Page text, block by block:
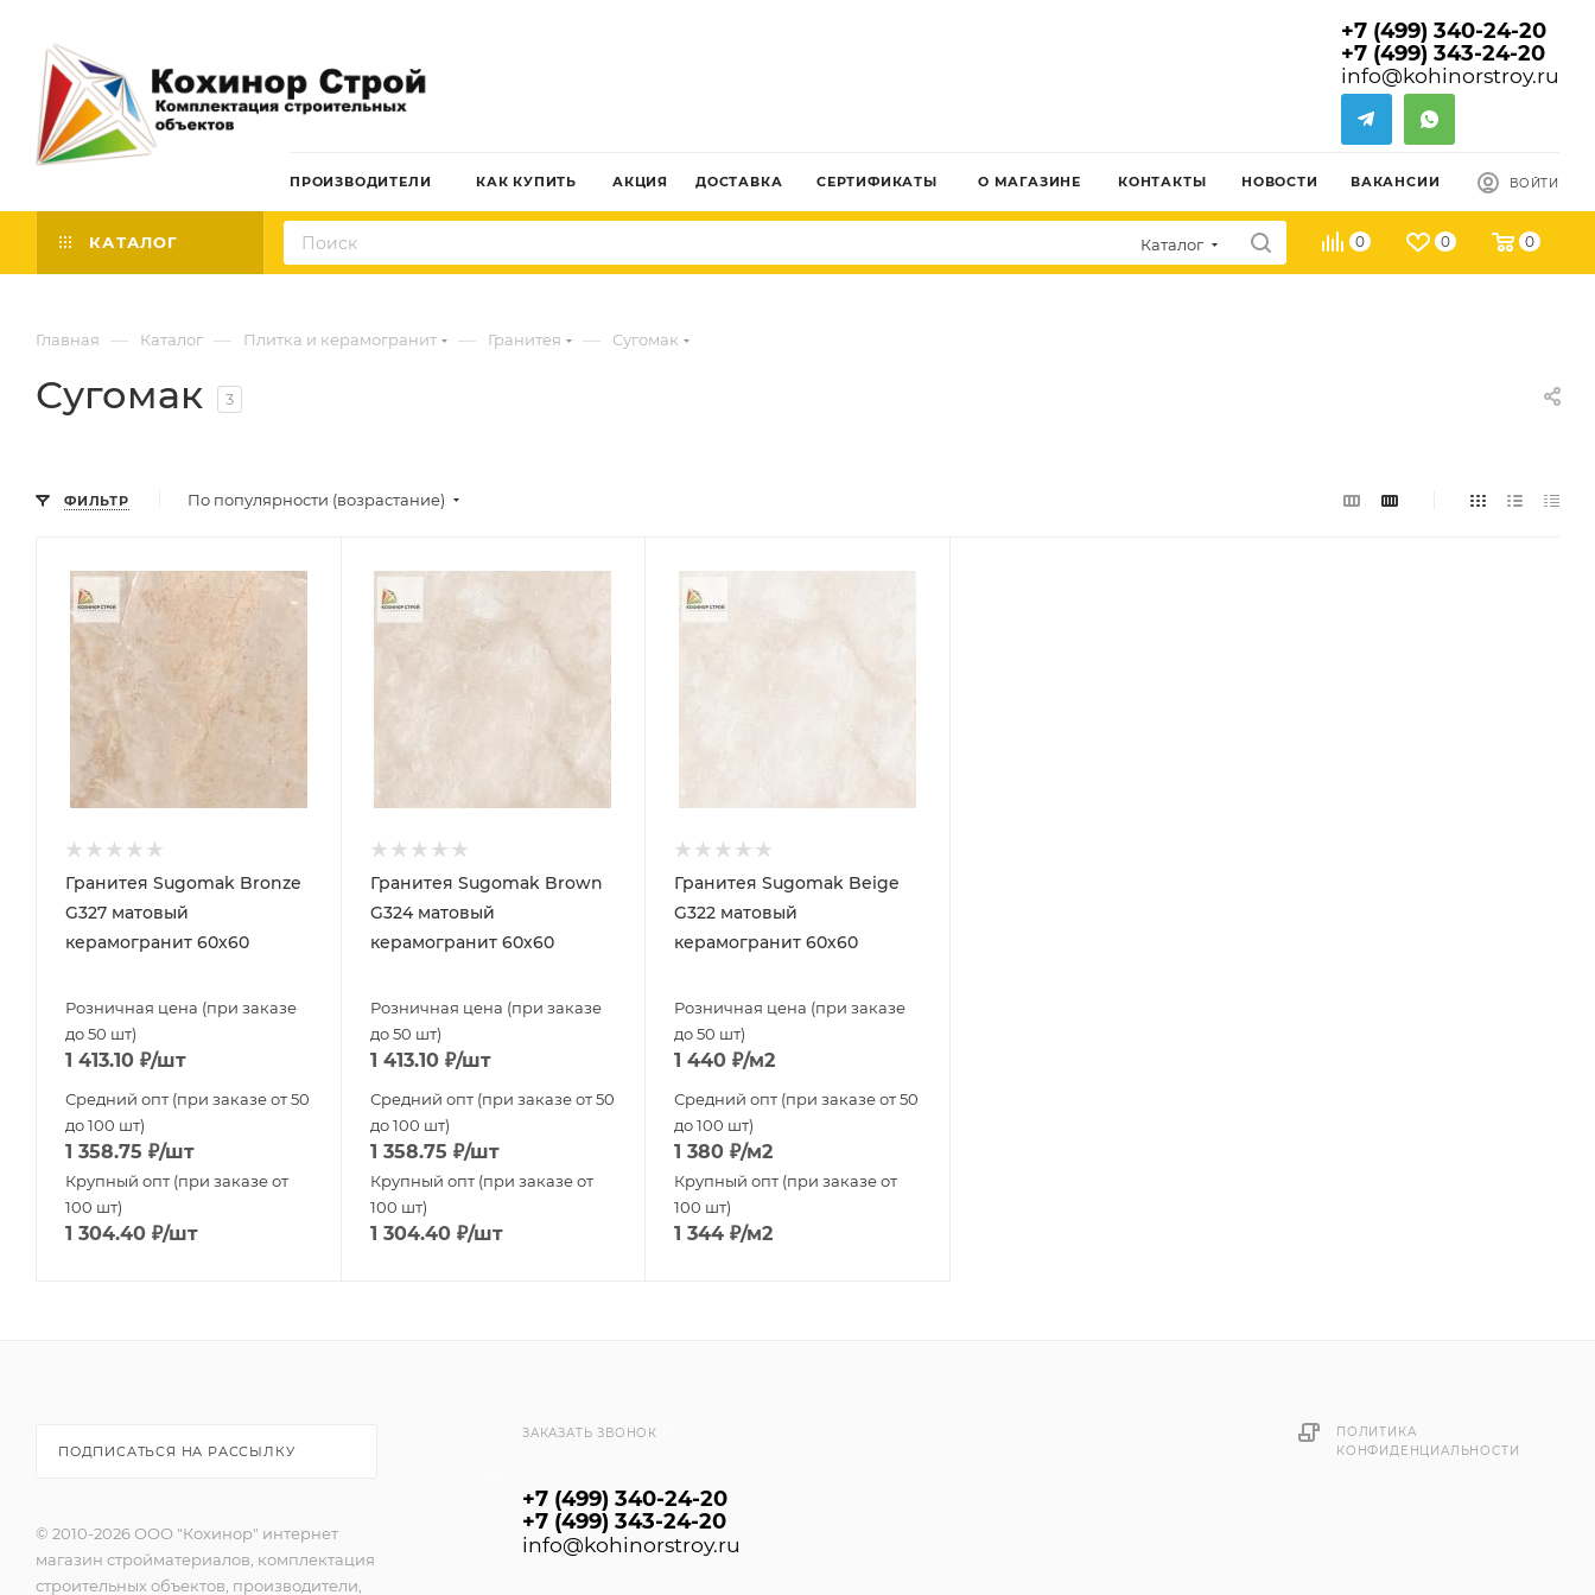
+7 (499) 340-24-20
+7 (499) 343-24-20
info@kohinorstroy.ru
ПРОИЗВОДИТЕЛИ КАК КУПИТЬ АКЦИЯ ДОСТАВКА СЕРТИФИКАТЫ О МАГАЗИНЕ КОНТАКТЫ НОВОСТИ ВАКАНСИИ ВОЙТИ
КАТАЛОГ Каталог 0 0 0
Главная — Каталог — Плитка и керамогранит — Гранитея — Сугомак
Сугомак 3
ФИЛЬТР По популярности (возрастание)
Гранитея Sugomak Bronze
G327 матовый
керамогранит 60х60
Розничная цена (при заказе
до 50 шт)
1 413.10 ₽/шт
Средний опт (при заказе от 50
до 100 шт)
1 358.75 ₽/шт
Крупный опт (при заказе от
100 шт)
1 304.40 ₽/шт
Гранитея Sugomak Brown
G324 матовый
керамогранит 60х60
Розничная цена (при заказе
до 50 шт)
1 413.10₽/шт
Средний опт (при заказе от 50
до 100 шт)
1 358.75 ₽/шт
Крупный опт (при заказе от
100 шт)
1 304.40₽/шт
Гранитея Sugomak Beige
G322 матовый
керамогранит 60х60
Розничная цена (при заказе
до 50 шт)
1 440 ₽/м2
Средний опт (при заказе от 50
до 100 шт)
1 380 ₽/м2
Крупный опт (при заказе от
100 шт)
1 344 ₽/м2
ПОДПИСАТЬСЯ НА РАССЫЛКУ
© 2010-2026 ООО "Кохинор" интернет
магазин стройматериалов, комплектация
строительных объектов, производители,
ЗАКАЗАТЬ ЗВОНОК
+7 (499) 340-24-20
+7 (499) 343-24-20
info@kohinorstroy.ru
ПОЛИТИКА
КОНФИДЕНЦИАЛЬНОСТИ